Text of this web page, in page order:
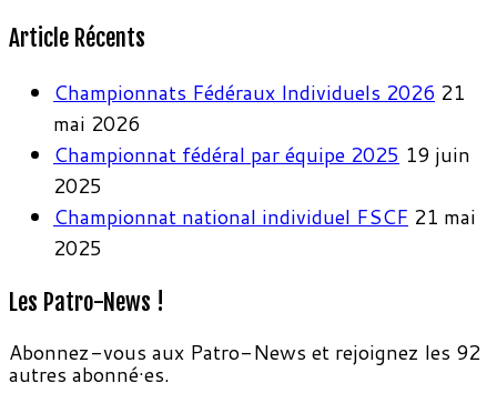
Article Récents
Championnats Fédéraux Individuels 2026 21
mai 2026
Championnat fédéral par équipe 2025 19 juin
2025
Championnat national individuel FSCF 21 mai
2025
Les Patro-News !
Abonnez-vous aux Patro-News et rejoignez les 92
autres abonné·es.